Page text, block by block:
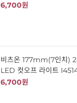
6,700원
비츠온 177mm(7인치)
LED 컷오프 라이트
6,700원